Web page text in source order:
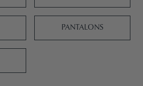
PANTALONS